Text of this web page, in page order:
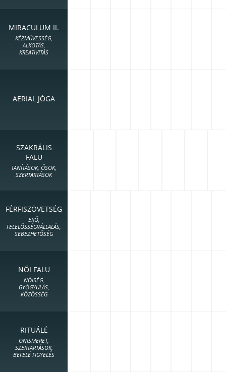
MIRACULUM II.
KÉZMŰVESSÉG,
ALKOTÁS,
KREATIVITÁS
AERIAL JÓGA
SZAKRÁLIS
FALU
TANÍTÁSOK, ŐSÖK,
SZERTARTÁSOK
FÉRFISZÖVETSÉG
ERŐ,
FELELŐSSÉGVÁLLALÁS,
SEBEZHETŐSÉG
NŐI FALU
NŐISÉG,
GYÓGYULÁS,
KÖZÖSSÉG
RITUÁLÉ
ÖNISMERET,
SZERTARTÁSOK,
BEFELÉ FIGYELÉS